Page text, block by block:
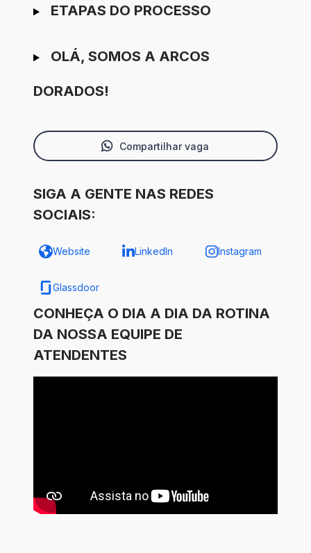
ETAPAS DO PROCESSO
OLÁ, SOMOS A ARCOS
DORADOS!
Compartilhar vaga
SIGA A GENTE NAS REDES
SOCIAIS:
Website LinkedIn Instagram
Glassdoor
CONHEÇA O DIA A DIA DA ROTINA
DA NOSSA EQUIPE DE
ATENDENTES